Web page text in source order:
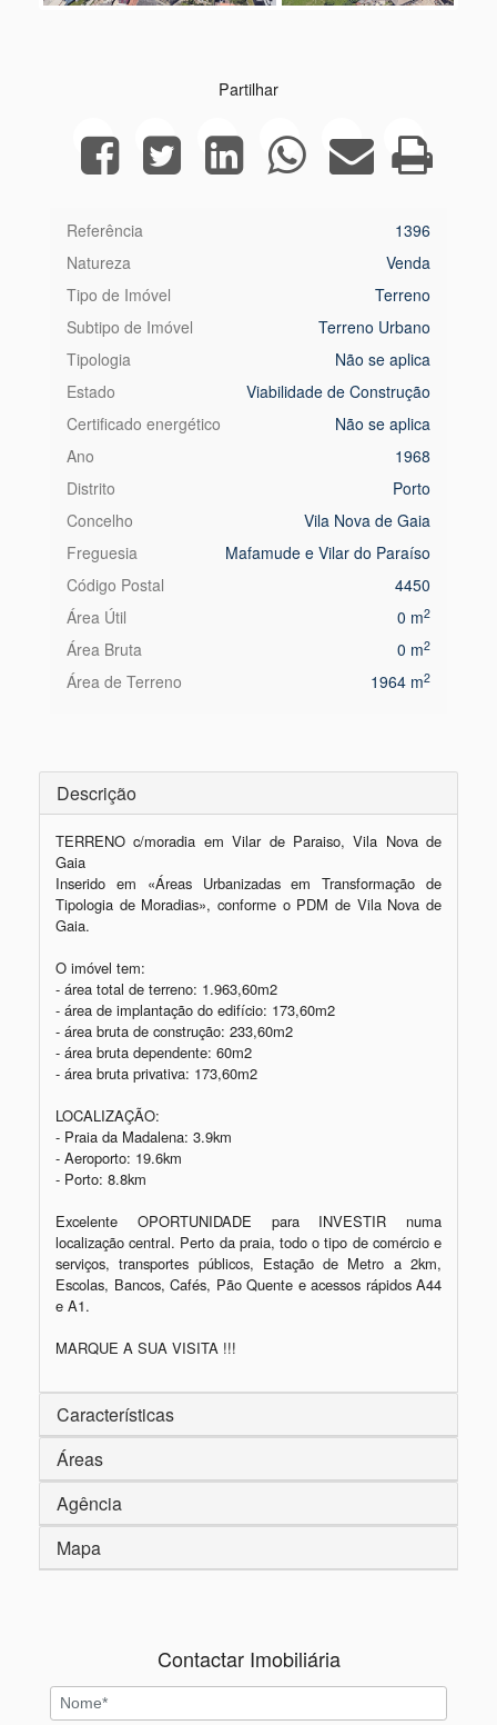
Next
Partilhar
Referência
1396
Natureza
Venda
Tipo de Imóvel
Terreno
Subtipo de Imóvel
Terreno Urbano
Tipologia
Não se aplica
Estado
Viabilidade de Construção
Certificado energético
Não se aplica
Ano
1968
Distrito
Porto
Concelho
Vila Nova de Gaia
Freguesia
Mafamude e Vilar do Paraíso
Código Postal
4450
Área Útil
0 m2
Área Bruta 0 m2
Área de Terreno 1964 m2
Descrição
TERRENO c/moradia em Vilar de Paraiso, Vila Nova de
Gaia
Inserido em «Áreas Urbanizadas em Transformação de
Tipologia de Moradias», conforme o PDM de Vila Nova de
Gaia.
O imóvel tem:
- área total de terreno: 1.963,60m2
- área de implantação do edifício: 173,60m2
- área bruta de construção: 233,60m2
- área bruta dependente: 60m2
- área bruta privativa: 173,60m2
LOCALIZAÇÃO:
- Praia da Madalena: 3.9km
- Aeroporto: 19.6km
- Porto: 8.8km
Excelente OPORTUNIDADE para INVESTIR numa
localização central. Perto da praia, todo o tipo de comércio e
serviços, transportes públicos, Estação de Metro a 2km,
Escolas, Bancos, Cafés, Pão Quente e acessos rápidos A44
e A1.
MARQUE A SUA VISITA !!!
Características
Áreas
Agência
Mapa
Contactar Imobiliária